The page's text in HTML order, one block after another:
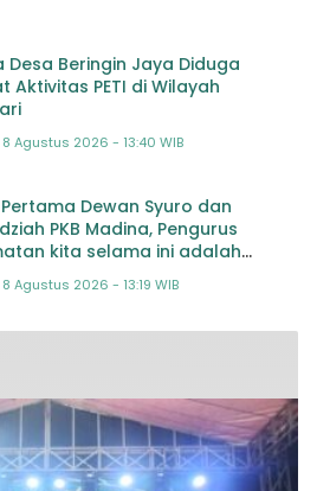
Desa Beringin Jaya Diduga
Aktivitas PETI di Wilayah
8 Agustus 2026 - 13:40 WIB
Dewan Syuro dan
PKB Madina, Pengurus
kita selama ini adalah
8 Agustus 2026 - 13:19 WIB